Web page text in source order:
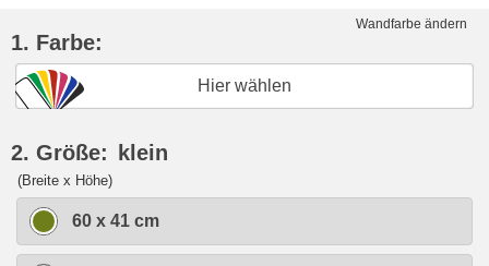
Wandfarbe ändern
1. Farbe:
Hier wählen
2. Größe: klein
(Breite x Höhe)
60 x 41 cm